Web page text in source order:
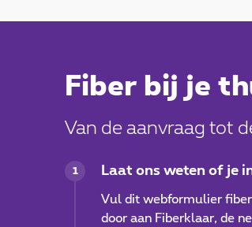
Fiber bij je
Van de aanvraag tot
1 Laat ons weten of je
Vul dit webformulier fiber
door aan Fiberklaar, de